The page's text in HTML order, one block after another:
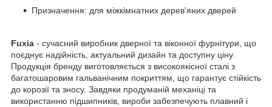
Призначення: для міжкімнатних дерев'яних дверей
Fuxia - сучасний виробник дверної та віконної фурнітури, що
поєднує надійність, актуальний дизайн та доступну ціну.
Продукція бренду виготовляється з високоякісної сталі з
багатошаровим гальванічним покриттям, що гарантує стійкість
до корозії та зносу. Завдяки продуманій механіці та
використанню підшипників, вироби забезпечують плавний і